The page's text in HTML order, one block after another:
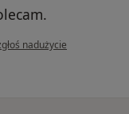
opinii użytkownika Agata
nadużycie